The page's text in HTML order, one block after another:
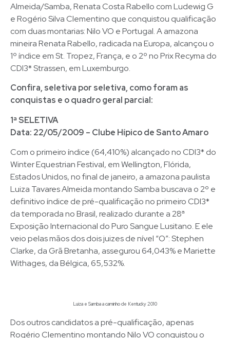
Almeida/Samba, Renata Costa Rabello com Ludewig G
e Rogério Silva Clementino que conquistou qualificação
com duas montarias: Nilo VO e Portugal. A amazona
mineira Renata Rabello, radicada na Europa, alcançou o
1º índice em St. Tropez, França, e o 2º no Prix Recyma do
CDI3* Strassen, em Luxemburgo.
Confira, seletiva por seletiva, como foram as
conquistas e o quadro geral parcial:
1ª SELETIVA
Data: 22/05/2009 – Clube Hípico de Santo Amaro
Com o primeiro índice (64,410%) alcançado no CDI3* do
Winter Equestrian Festival, em Wellington, Flórida,
Estados Unidos, no final de janeiro, a amazona paulista
Luiza Tavares Almeida montando Samba buscava o 2º e
definitivo índice de pré-qualificação no primeiro CDI3*
da temporada no Brasil, realizado durante a 28ª
Exposição Internacional do Puro Sangue Lusitano. E ele
veio pelas mãos dos dois juizes de nível “O”: Stephen
Clarke, da Grã Bretanha, assegurou 64,043% e Mariette
Withages, da Bélgica, 65,532%.
Luiza e Samba a caminho de Kentucky 2010
Dos outros candidatos a pré-qualificação, apenas
Rogério Clementino montando Nilo VO conquistou o